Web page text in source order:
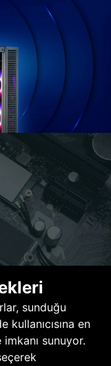
sunduğu
en
sunuyor.